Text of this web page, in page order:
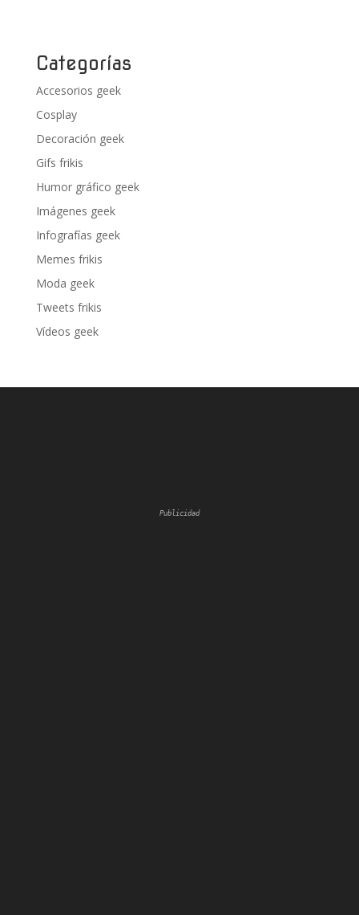
Categorías
Accesorios geek
Cosplay
Decoración geek
Gifs frikis
Humor gráfico geek
Imágenes geek
Infografías geek
Memes frikis
Moda geek
Tweets frikis
Vídeos geek
Publicidad